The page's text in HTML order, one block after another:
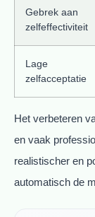
Gebrek aan
zelfeffectiviteit
Lage
zelfacceptatie
Het verbeteren
en vaak
realistischer en
automatisch de